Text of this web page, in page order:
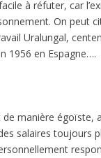
à réfuter, car
On peut
Uralungal,
1956 en Espagne….
manière égoïste,
salaires toujours